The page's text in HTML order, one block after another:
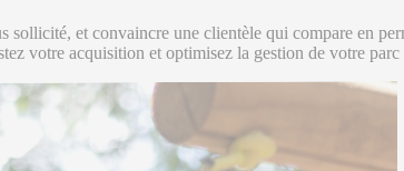
et convaincre une clientèle qui compare en
votre acquisition et optimisez la gestion de votre